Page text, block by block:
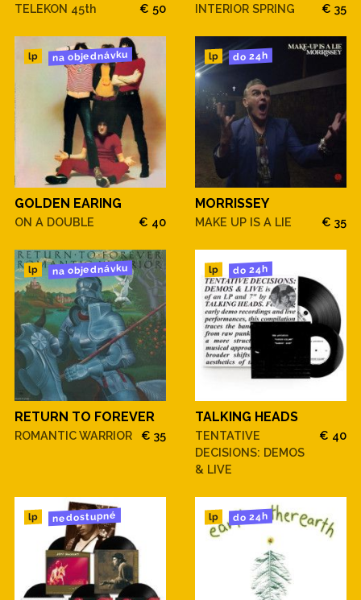
TELEKON 45th € 50 INTERIOR SPRING € 35
lp na objednávku
GOLDEN EARING
ON A DOUBLE € 40
lp do 24h
MORRISSEY
MAKE UP IS A LIE € 35
lp na objednávku
RETURN TO FOREVER
ROMANTIC WARRIOR € 35
lp do 24h
TALKING HEADS
TENTATIVE
DECISIONS: DEMOS
& LIVE
€ 40
lp nedostupné lp do 24h